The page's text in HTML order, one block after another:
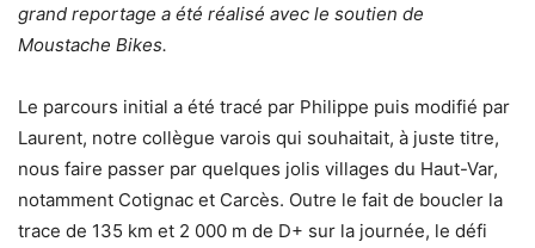
grand reportage a été réalisé avec le soutien de
Moustache Bikes.
Le parcours initial a été tracé par Philippe puis modifié par
Laurent, notre collègue varois qui souhaitait, à juste titre,
nous faire passer par quelques jolis villages du Haut-Var,
notamment Cotignac et Carcès. Outre le fait de boucler la
trace de 135 km et 2 000 m de D+ sur la journée, le défi